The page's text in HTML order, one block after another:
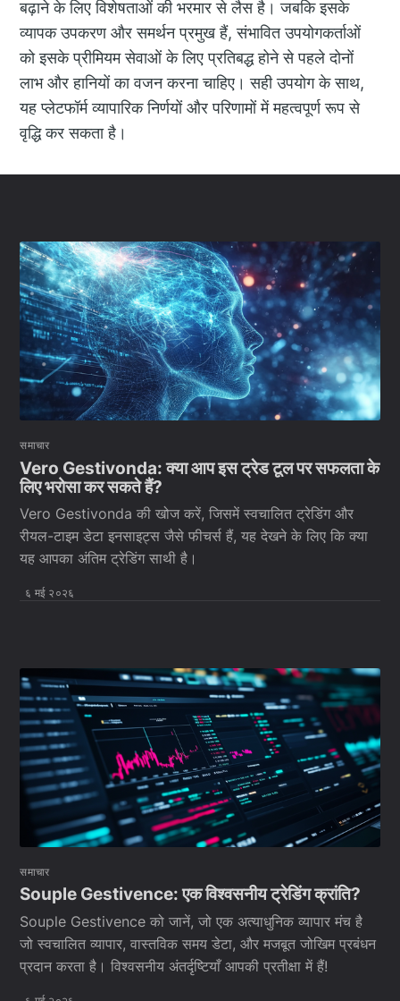
बढ़ाने के लिए विशेषताओं की भरमार से लैस है। जबकि इसके
व्यापक उपकरण और समर्थन प्रमुख हैं, संभावित उपयोगकर्ताओं
को इसके प्रीमियम सेवाओं के लिए प्रतिबद्ध होने से पहले दोनों
लाभ और हानियों का वजन करना चाहिए। सही उपयोग के साथ,
यह प्लेटफॉर्म व्यापारिक निर्णयों और परिणामों में महत्वपूर्ण रूप से
वृद्धि कर सकता है।
समाचार
Vero Gestivonda: क्या आप इस ट्रेड टूल पर सफलता के
लिए भरोसा कर सकते हैं?
Vero Gestivonda की खोज करें, जिसमें स्वचालित ट्रेडिंग और
रीयल-टाइम डेटा इनसाइट्स जैसे फीचर्स हैं, यह देखने के लिए कि क्या
यह आपका अंतिम ट्रेडिंग साथी है।
६ मई २०२६
समाचार
Souple Gestivence: एक विश्वसनीय ट्रेडिंग क्रांति?
Souple Gestivence को जानें, जो एक अत्याधुनिक व्यापार मंच है
जो स्वचालित व्यापार, वास्तविक समय डेटा, और मजबूत जोखिम प्रबंधन
प्रदान करता है। विश्वसनीय अंतर्दृष्टियाँ आपकी प्रतीक्षा में हैं!